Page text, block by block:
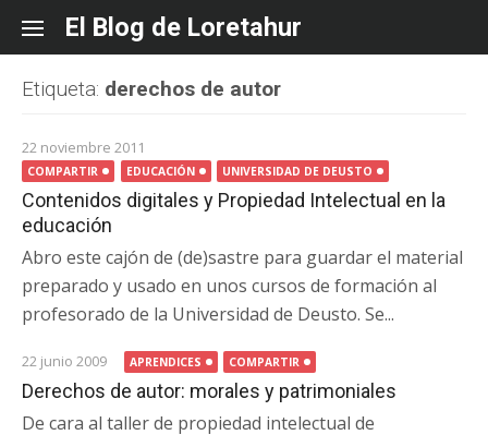
content
El Blog de Loretahur
Etiqueta: derechos de autor
22 noviembre 2011
COMPARTIR EDUCACIÓN UNIVERSIDAD DE DEUSTO
Contenidos digitales y Propiedad Intelectual en la
educación
Abro este cajón de (de)sastre para guardar el material
preparado y usado en unos cursos de formación al
profesorado de la Universidad de Deusto. Se...
22 junio 2009 APRENDICES COMPARTIR
Derechos de autor: morales y patrimoniales
De cara al taller de propiedad intelectual de